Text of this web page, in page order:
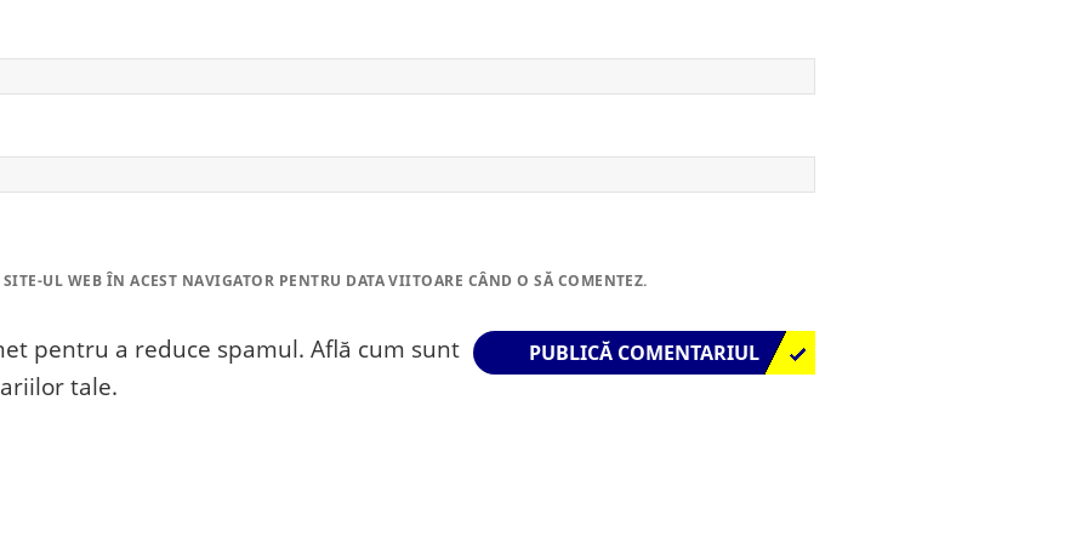
UL WEB ÎN ACEST NAVIGATOR PENTRU DATA VIITOARE CÂND O SĂ COMENTEZ.
pentru a reduce spamul. Află cum sunt
tale.